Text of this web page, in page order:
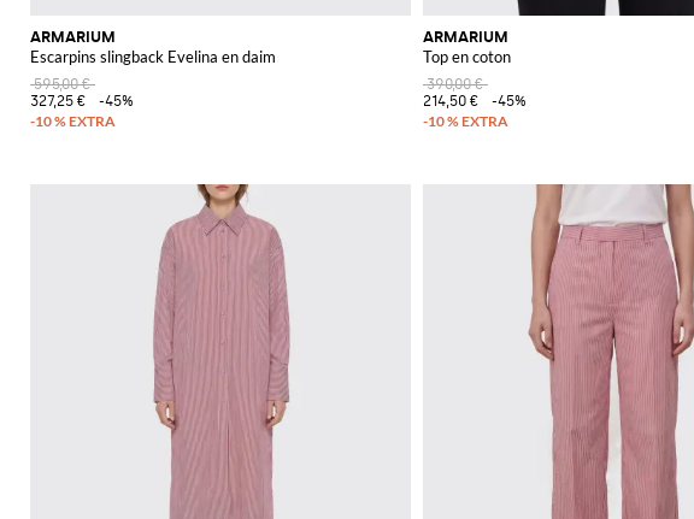
ARMARIUM
Escarpins slingback Evelina en daim
595,00 €
327,25 €
-45%
ARMARIUM
Top en coton
390,00 €
214,50 €
-45%